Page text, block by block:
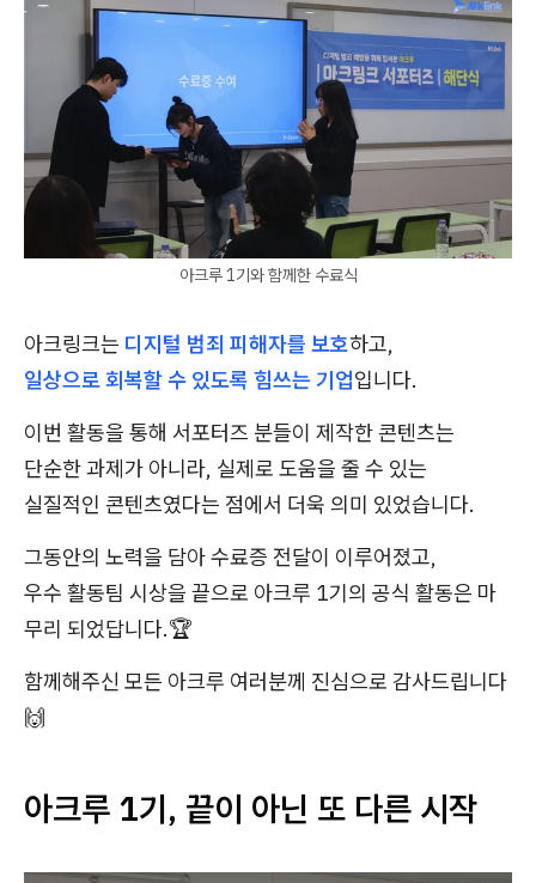
아크루 1기와 함께한 수료식
아크링크는 디지털 범죄 피해자를 보호하고,
일상으로 회복할 수 있도록 힘쓰는 기업입니다.
이번 활동을 통해 서포터즈 분들이 제작한 콘텐츠는
단순한 과제가 아니라, 실제로 도움을 줄 수 있는
실질적인 콘텐츠였다는 점에서 더욱 의미 있었습니다.
그동안의 노력을 담아 수료증 전달이 이루어졌고,
우수 활동팀 시상을 끝으로 아크루 1기의 공식 활동은 마
무리 되었답니다.🏆
함께해주신 모든 아크루 여러분께 진심으로 감사드립니다
🙌
아크루 1기, 끝이 아닌 또 다른 시작